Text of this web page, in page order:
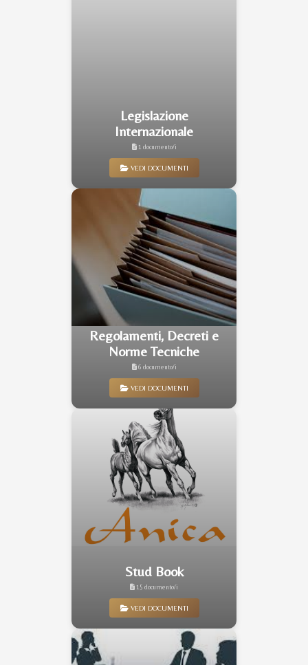
Legislazione
Internazionale
1 documento/i
VEDI DOCUMENTI
Regolamenti, Decreti e
Norme Tecniche
6 documento/i
VEDI DOCUMENTI
Stud Book
15 documento/i
VEDI DOCUMENTI